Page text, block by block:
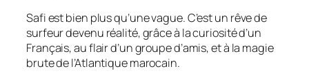
Safi est bien plus qu’une vague. C’est un rêve de
surfeur devenu réalité, grâce à la curiosité d’un
Français, au flair d’un groupe d’amis, et à la magie
brute de l’Atlantique marocain.